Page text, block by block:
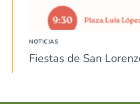
NOTICIAS
Fiestas de San